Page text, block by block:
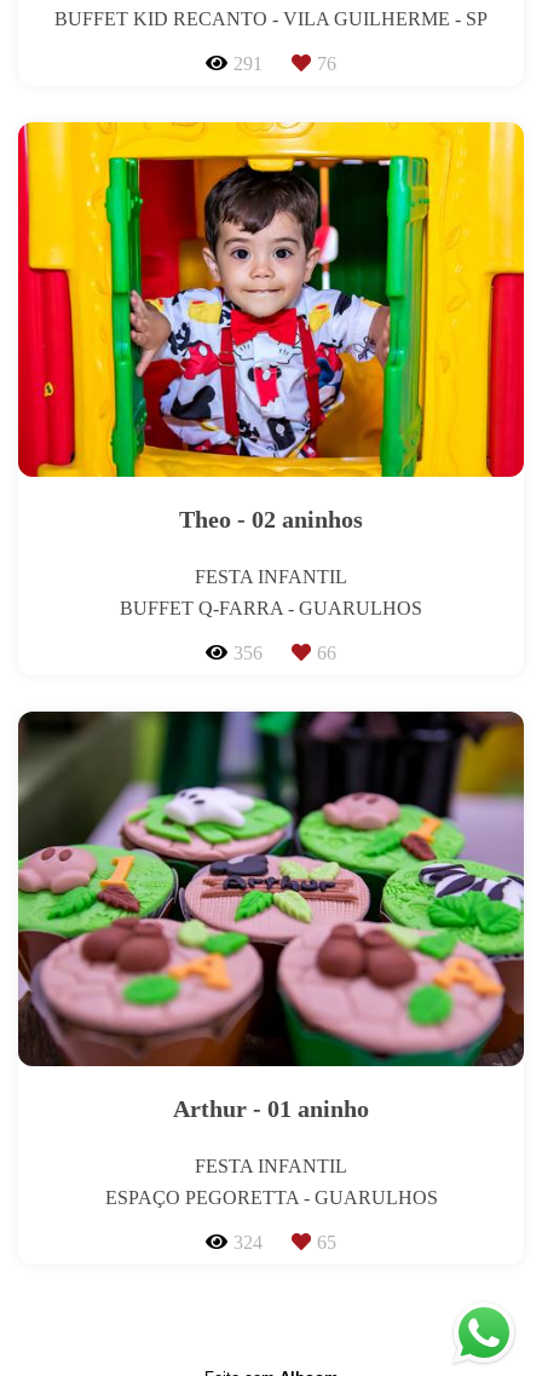
BUFFET KID RECANTO - VILA GUILHERME - SP
291 76
Theo - 02 aninhos
FESTA INFANTIL
BUFFET Q-FARRA - GUARULHOS
356 66
Arthur - 01 aninho
FESTA INFANTIL
ESPAÇO PEGORETTA - GUARULHOS
324 65